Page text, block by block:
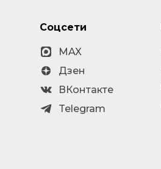
Соцсети
MAX
Дзен
ВКонтакте
Telegram